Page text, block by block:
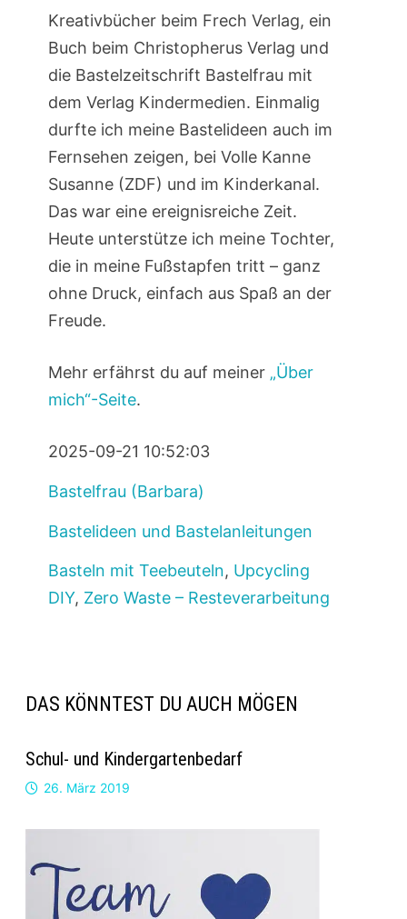
Kreativbücher beim Frech Verlag, ein
Buch beim Christopherus Verlag und
die Bastelzeitschrift Bastelfrau mit
dem Verlag Kindermedien. Einmalig
durfte ich meine Bastelideen auch im
Fernsehen zeigen, bei Volle Kanne
Susanne (ZDF) und im Kinderkanal.
Das war eine ereignisreiche Zeit.
Heute unterstütze ich meine Tochter,
die in meine Fußstapfen tritt – ganz
ohne Druck, einfach aus Spaß an der
Freude.
Mehr erfährst du auf meiner „Über
mich“-Seite.
2025-09-21 10:52:03
Bastelfrau (Barbara)
Bastelideen und Bastelanleitungen
Basteln mit Teebeuteln, Upcycling
DIY, Zero Waste – Resteverarbeitung
DAS KÖNNTEST DU AUCH MÖGEN
Schul- und Kindergartenbedarf
26. März 2019